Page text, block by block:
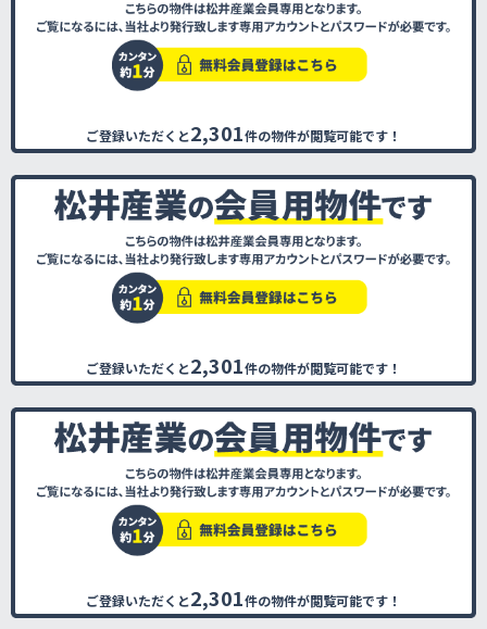
ご登録いただくと2,301件の物件が閲覧可能です！
ご登録いただくと2,301件の物件が閲覧可能です！
ご登録いただくと2,301件の物件が閲覧可能です！